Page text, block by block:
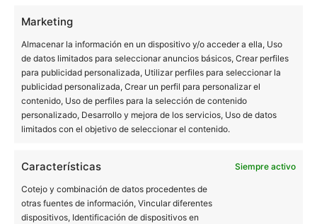
Marketing
Almacenar la información en un dispositivo y/o acceder a ella, Uso
de datos limitados para seleccionar anuncios básicos, Crear perfiles
para publicidad personalizada, Utilizar perfiles para seleccionar la
publicidad personalizada, Crear un perfil para personalizar el
contenido, Uso de perfiles para la selección de contenido
personalizado, Desarrollo y mejora de los servicios, Uso de datos
limitados con el objetivo de seleccionar el contenido.
Características Siempre activo
Cotejo y combinación de datos procedentes de
otras fuentes de información, Vincular diferentes
dispositivos, Identificación de dispositivos en
Queremos agradeceros a todos vuestra confianza. Vamos
a seguir con la misma ilusión del primer día, con la idea
de ser cada vez mejores.
BUCALIA BARCELONA
Pl. Universitat 3, 3ª planta (edificio Forcadell)